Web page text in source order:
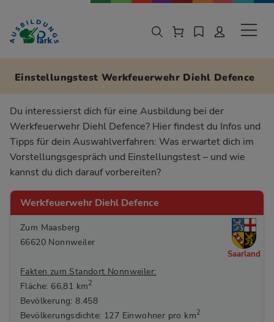
Zur Navigation springen
Zu den Hauptinhalten springen
Einstellungstest Werkfeuerwehr Diehl Defence
Du interessierst dich für eine Ausbildung bei der
Werkfeuerwehr Diehl Defence? Hier findest du Infos und
Tipps für dein Auswahlverfahren: Was erwartet dich im
Vorstellungsgespräch und Einstellungstest – und wie
kannst du dich darauf vorbereiten?
Werkfeuerwehr Diehl Defence
Zum Maasberg
66620 Nonnweiler
Fakten zum Standort Nonnweiler:
Fläche: 66,81 km2
Bevölkerung: 8.458
Bevölkerungsdichte: 127 Einwohner pro km2
Saarland